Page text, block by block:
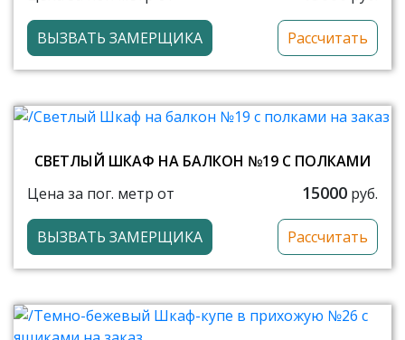
ВЫЗВАТЬ ЗАМЕРЩИКА Рассчитать
СВЕТЛЫЙ ШКАФ НА БАЛКОН №19 С ПОЛКАМИ
Цена за пог. метр от
15000 руб.
ВЫЗВАТЬ ЗАМЕРЩИКА Рассчитать